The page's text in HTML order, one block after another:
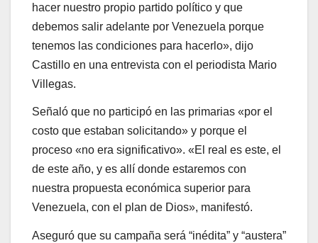
hacer nuestro propio partido político y que
debemos salir adelante por Venezuela porque
tenemos las condiciones para hacerlo», dijo
Castillo en una entrevista con el periodista Mario
Villegas.
Señaló que no participó en las primarias «por el
costo que estaban solicitando» y porque el
proceso «no era significativo». «El real es este, el
de este año, y es allí donde estaremos con
nuestra propuesta económica superior para
Venezuela, con el plan de Dios», manifestó.
Aseguró que su campaña será “inédita” y “austera”